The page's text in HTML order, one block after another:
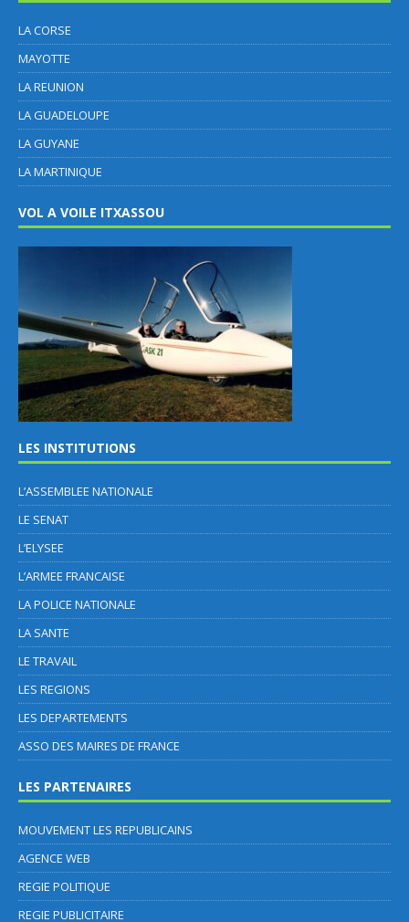
LA CORSE
MAYOTTE
LA REUNION
LA GUADELOUPE
LA GUYANE
LA MARTINIQUE
VOL A VOILE ITXASSOU
LES INSTITUTIONS
L’ASSEMBLEE NATIONALE
LE SENAT
L’ELYSEE
L’ARMEE FRANCAISE
LA POLICE NATIONALE
LA SANTE
LE TRAVAIL
LES REGIONS
LES DEPARTEMENTS
ASSO DES MAIRES DE FRANCE
LES PARTENAIRES
MOUVEMENT LES REPUBLICAINS
AGENCE WEB
REGIE POLITIQUE
REGIE PUBLICITAIRE